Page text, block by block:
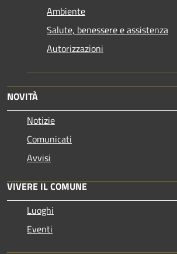
Ambiente
Salute, benessere e assistenza
Autorizzazioni
NOVITÀ
Notizie
Comunicati
Avvisi
VIVERE IL COMUNE
Luoghi
Eventi